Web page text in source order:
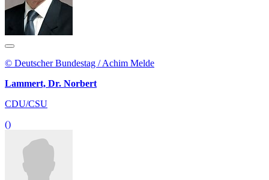
© Deutscher Bundestag / Achim Melde
Lammert, Dr. Norbert
CDU/CSU
()